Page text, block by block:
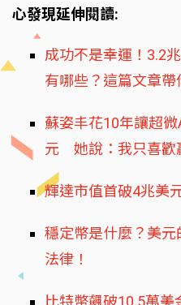
心發現延伸閱讀:
成功不是幸運！3.2
有哪些？這篇文章帶
蘇姿丰花10年讓超
元 她說：我只喜歡
輝達市值首破4兆美
穩定幣是什麼？美
法律！